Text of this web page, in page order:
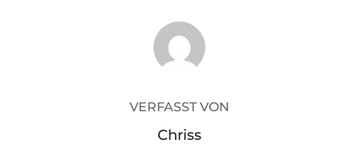
BEITRAGSAUTOR
VERFASST VON
Chriss